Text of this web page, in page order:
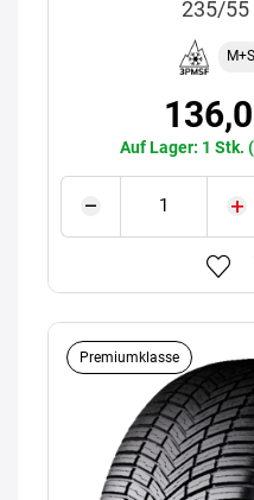
235/55
M+S
Auf Lager: 1 Stk.
Premiumklasse